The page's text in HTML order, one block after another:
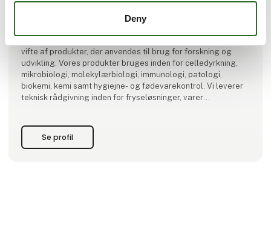
Deny
end 25 års erfaring i salg og produktion af laboratorieudstyr
til professionelle laboratorier, hospitaler,
vifte af produkter, der anvendes til brug for forskning og
udvikling. Vores produkter bruges inden for celledyrkning,
mikrobiologi, molekylærbiologi, immunologi, patologi,
biokemi, kemi samt hygiejne- og fødevarekontrol. Vi leverer
teknisk rådgivning inden for fryseløsninger, varer
Se profil